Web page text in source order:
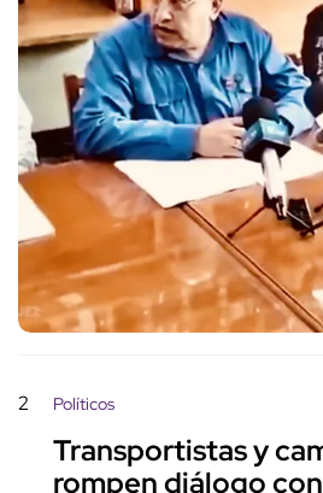
2 Políticos
Transportistas y
rompen diálogo